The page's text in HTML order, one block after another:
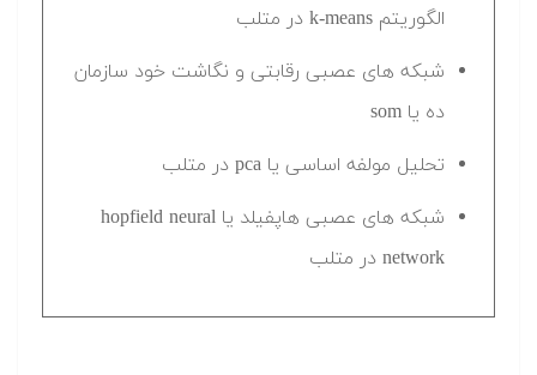
الگوریتم k-means در متلب
شبکه های عصبی رقابتی و نگاشت خود سازمان
ده یا som
تحلیل مولفه اساسی یا pca در متلب
شبکه های عصبی هاپفیلد یا hopfield neural
network در متلب